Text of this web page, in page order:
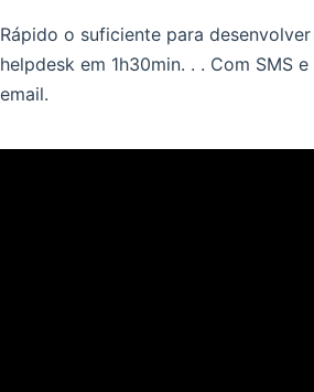
Rápido o suficiente para
helpdesk em 1h30min. . . Com SMS
email.